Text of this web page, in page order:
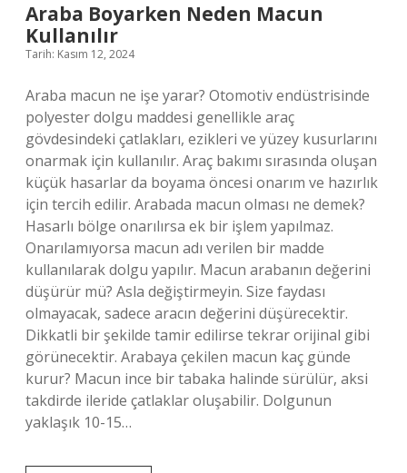
Araba Boyarken Neden Macun
Kullanılır
Tarih: Kasım 12, 2024
Araba macun ne işe yarar? Otomotiv endüstrisinde
polyester dolgu maddesi genellikle araç
gövdesindeki çatlakları, ezikleri ve yüzey kusurlarını
onarmak için kullanılır. Araç bakımı sırasında oluşan
küçük hasarlar da boyama öncesi onarım ve hazırlık
için tercih edilir. Arabada macun olması ne demek?
Hasarlı bölge onarılırsa ek bir işlem yapılmaz.
Onarılamıyorsa macun adı verilen bir madde
kullanılarak dolgu yapılır. Macun arabanın değerini
düşürür mü? Asla değiştirmeyin. Size faydası
olmayacak, sadece aracın değerini düşürecektir.
Dikkatli bir şekilde tamir edilirse tekrar orijinal gibi
görünecektir. Arabaya çekilen macun kaç günde
kurur? Macun ince bir tabaka halinde sürülür, aksi
takdirde ileride çatlaklar oluşabilir. Dolgunun
yaklaşık 10-15…